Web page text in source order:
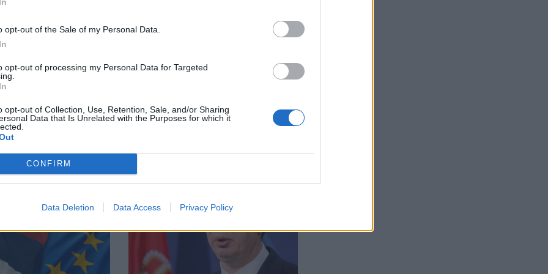
opt-out of the Sale of my Personal Data.
opt-out of processing my Personal Data for Targeted
opt-out of Collection, Use, Retention, Sale, and/or Sharing
Data that Is Unrelated with the Purposes for which it
CONFIRM
Data Deletion Data Access Privacy Policy
ВЪВ facebook
в: